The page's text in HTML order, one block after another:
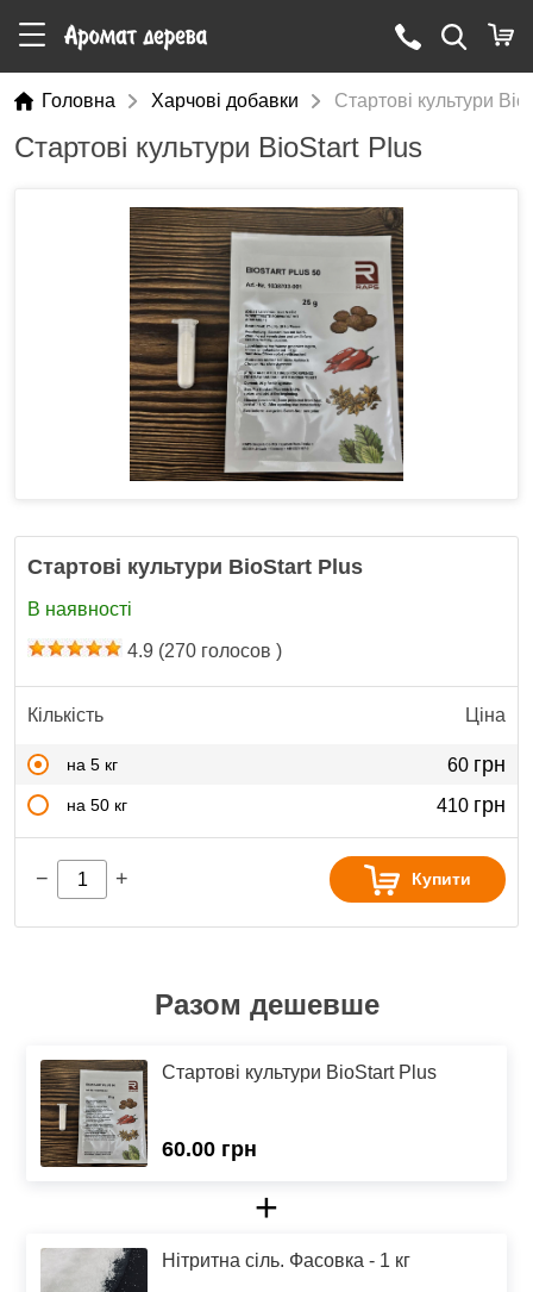
Головна Харчові добавки Стартові культури
Стартові культури BioStart Plus
Стартові культури BioStart Plus
В наявності
4.9 (270 голосов )
Кількість Ціна
на 5 кг 60 грн
на 50 кг 410 грн
− + Купити
Разом дешевше
Стартові культури BioStart Plus
60.00 грн
+
Нітритна сіль. Фасовка - 1 кг